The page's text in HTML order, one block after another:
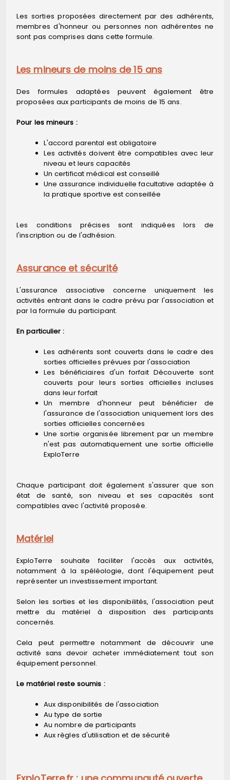
Les sorties proposées directement par des adhérents,
membres d'honneur ou personnes non adhérentes ne
sont pas comprises dans cette formule.
Les mineurs de moins de 15 ans
Des formules adaptées peuvent également être
proposées aux participants de moins de 15 ans.
Pour les mineurs :
L'accord parental est obligatoire
Les activités doivent être compatibles avec leur
niveau et leurs capacités
Un certificat médical est conseillé
Une assurance individuelle facultative adaptée à
la pratique sportive est conseillée
Les conditions précises sont indiquées lors de
l'inscription ou de l'adhésion.
Assurance et sécurité
L'assurance associative concerne uniquement les
activités entrant dans le cadre prévu par l'association et
par la formule du participant.
En particulier :
Les adhérents sont couverts dans le cadre des
sorties officielles prévues par l'association
Les bénéficiaires d'un forfait Découverte sont
couverts pour leurs sorties officielles incluses
dans leur forfait
Un membre d'honneur peut bénéficier de
l'assurance de l'association uniquement lors des
sorties officielles concernées
Une sortie organisée librement par un membre
n'est pas automatiquement une sortie officielle
ExploTerre
Chaque participant doit également s'assurer que son
état de santé, son niveau et ses capacités sont
compatibles avec l'activité proposée.
Matériel
ExploTerre souhaite faciliter l'accès aux activités,
notamment à la spéléologie, dont l'équipement peut
représenter un investissement important.
Selon les sorties et les disponibilités, l'association peut
mettre du matériel à disposition des participants
concernés.
Cela peut permettre notamment de découvrir une
activité sans devoir acheter immédiatement tout son
équipement personnel.
Le matériel reste soumis :
Aux disponibilités de l'association
Au type de sortie
Au nombre de participants
Aux règles d'utilisation et de sécurité